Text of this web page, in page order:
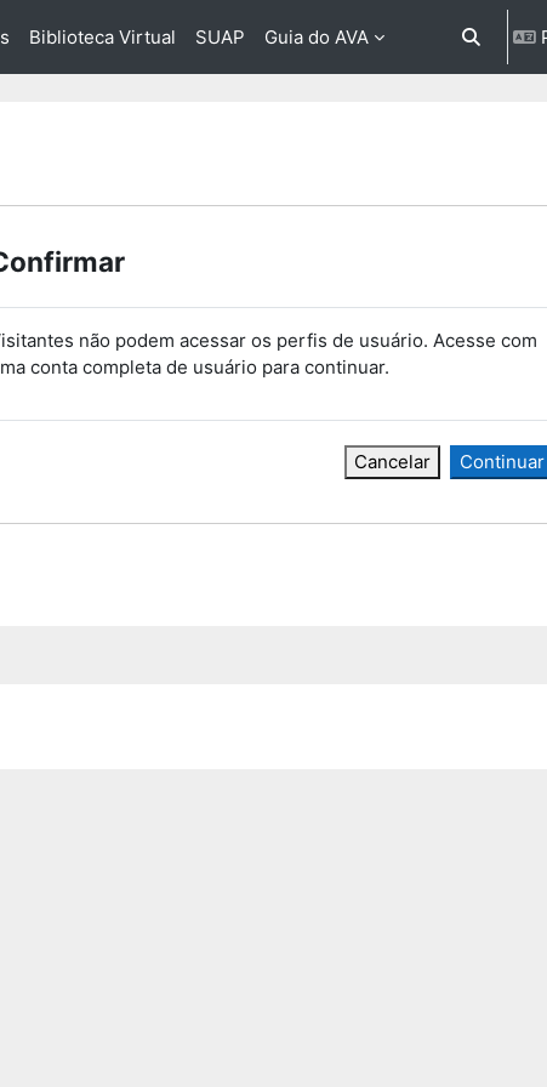
Biblioteca Virtual SUAP Guia do AVA Alternar
não podem acessar os perfis de usuário. Acesse com
conta completa de usuário para continuar.
Cancelar Continuar